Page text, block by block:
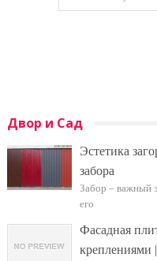
Двор и Сад
Эстетика
забора
Забор – важный
его
Фасадная
креплениями